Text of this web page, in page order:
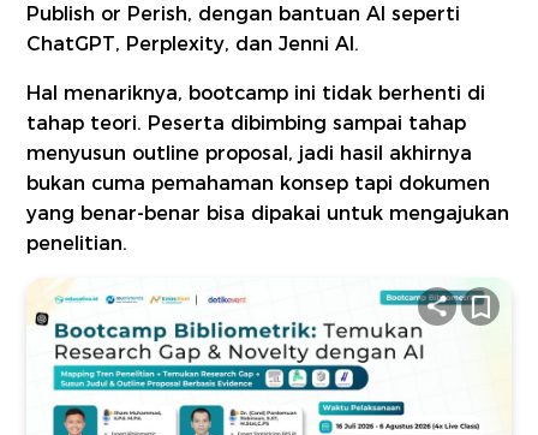
Publish or Perish, dengan bantuan AI seperti
ChatGPT, Perplexity, dan Jenni AI.
Hal menariknya, bootcamp ini tidak berhenti di
tahap teori. Peserta dibimbing sampai tahap
menyusun outline proposal, jadi hasil akhirnya
bukan cuma pemahaman konsep tapi dokumen
yang benar-benar bisa dipakai untuk mengajukan
penelitian.